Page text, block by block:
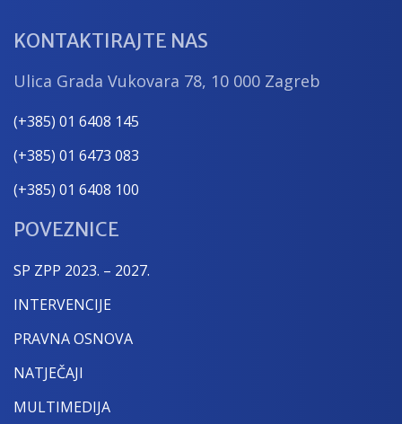
KONTAKTIRAJTE NAS
Ulica Grada Vukovara 78, 10 000 Zagreb
(+385) 01 6408 145
(+385) 01 6473 083
(+385) 01 6408 100
POVEZNICE
SP ZPP 2023. – 2027.
INTERVENCIJE
PRAVNA OSNOVA
NATJEČAJI
MULTIMEDIJA